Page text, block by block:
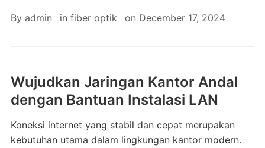
By admin in fiber optik on December 17, 2024
Wujudkan Jaringan Kantor Andal
dengan Bantuan Instalasi LAN
Koneksi internet yang stabil dan cepat merupakan
kebutuhan utama dalam lingkungan kantor modern.